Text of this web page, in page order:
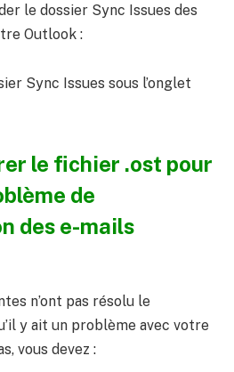
le dossier Sync Issues des
Outlook :
Sync Issues sous l’onglet
le fichier .ost pour
de
des e-mails
n’ont pas résolu le
y ait un problème avec votre
vous devez :